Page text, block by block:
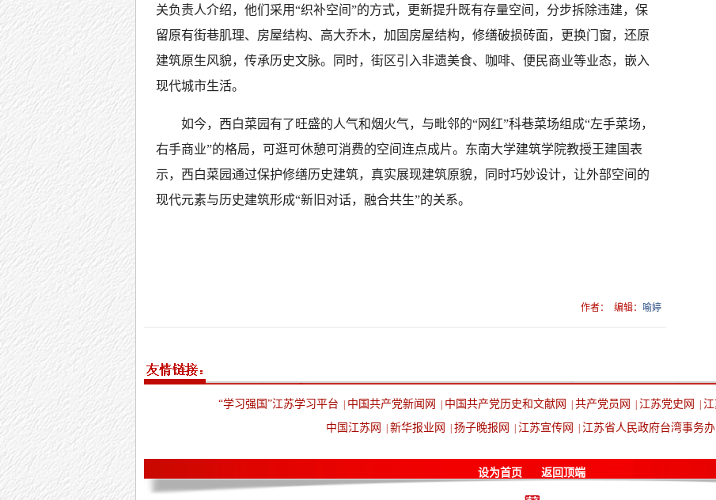
关负责人介绍，他们采用“织补空间”的方式，更新提升既有存量空间，分步拆除违建，保
留原有街巷肌理、房屋结构、高大乔木，加固房屋结构，修缮破损砖面，更换门窗，还原
建筑原生风貌，传承历史文脉。同时，街区引入非遗美食、咖啡、便民商业等业态，嵌入
现代城市生活。
如今，西白菜园有了旺盛的人气和烟火气，与毗邻的“网红”科巷菜场组成“左手菜场，
右手商业”的格局，可逛可休憩可消费的空间连点成片。东南大学建筑学院教授王建国表
示，西白菜园通过保护修缮历史建筑，真实展现建筑原貌，同时巧妙设计，让外部空间的
现代元素与历史建筑形成“新旧对话，融合共生”的关系。
作者： 编辑： 喻婷
“学习强国”江苏学习平台 中国共产党新闻网 中国共产党历史和文献网 共产党员网 江苏党史网 江
中国江苏网
新华报业网 扬子晚报网 江苏宣传网 江苏省人民政府台湾事务
设为首页 返回顶端